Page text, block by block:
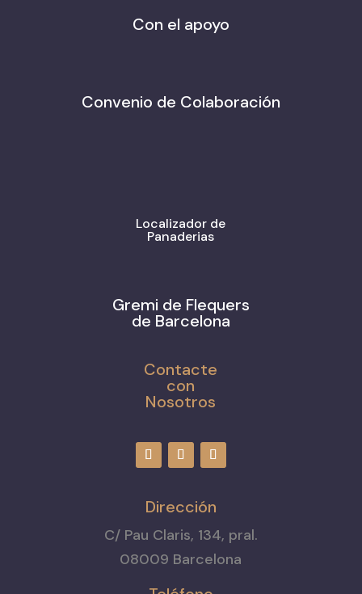
Con el apoyo
Convenio de Colaboración
Localizador de
Panaderias
Gremi de Flequers
de Barcelona
Contacte
con
Nosotros
Dirección
C/ Pau Claris, 134, pral.
08009 Barcelona